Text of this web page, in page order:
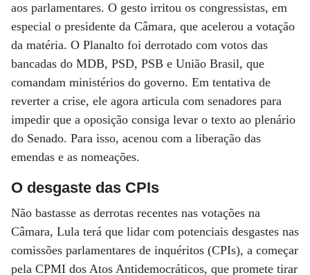
aos parlamentares. O gesto irritou os congressistas, em
especial o presidente da Câmara, que acelerou a votação
da matéria. O Planalto foi derrotado com votos das
bancadas do MDB, PSD, PSB e União Brasil, que
comandam ministérios do governo. Em tentativa de
reverter a crise, ele agora articula com senadores para
impedir que a oposição consiga levar o texto ao plenário
do Senado. Para isso, acenou com a liberação das
emendas e as nomeações.
O desgaste das CPIs
Não bastasse as derrotas recentes nas votações na
Câmara, Lula terá que lidar com potenciais desgastes nas
comissões parlamentares de inquéritos (CPIs), a começar
pela CPMI dos Atos Antidemocráticos, que promete tirar